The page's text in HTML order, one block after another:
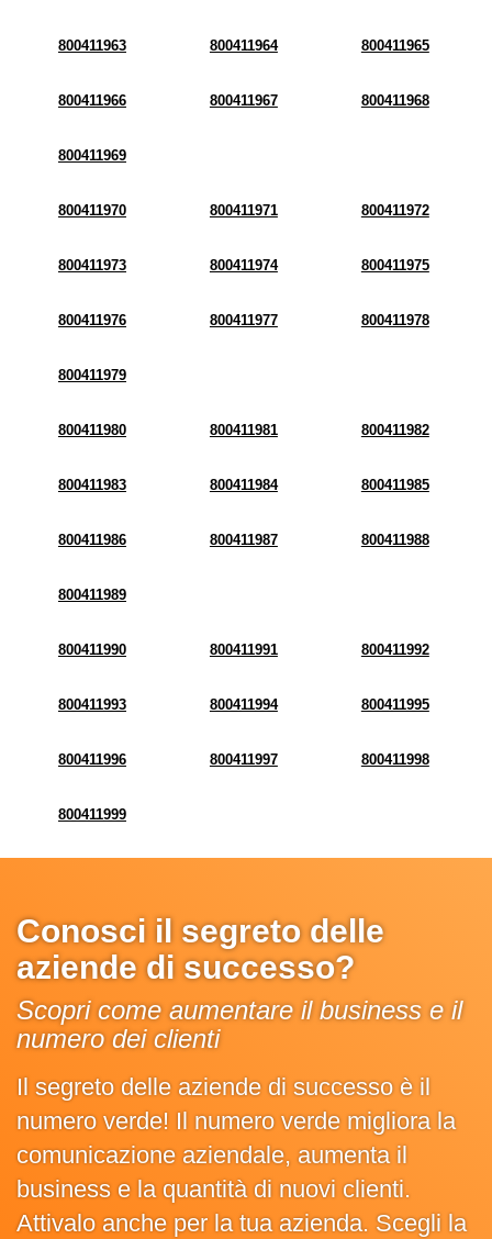
800411963 800411964 800411965
800411966 800411967 800411968
800411969
800411970 800411971 800411972
800411973 800411974 800411975
800411976 800411977 800411978
800411979
800411980 800411981 800411982
800411983 800411984 800411985
800411986 800411987 800411988
800411989
800411990 800411991 800411992
800411993 800411994 800411995
800411996 800411997 800411998
800411999
Conosci il segreto delle
aziende di successo?
Scopri come aumentare il business e il
numero dei clienti
Il segreto delle aziende di successo è il
numero verde! Il numero verde migliora la
comunicazione aziendale, aumenta il
business e la quantità di nuovi clienti.
Attivalo anche per la tua azienda. Scegli la